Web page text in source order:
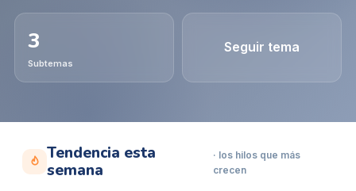
3
Subtemas
Seguir tema
Tendencia esta
semana
· los hilos que más
crecen